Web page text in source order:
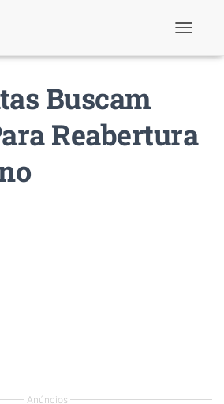
a
v
Buscam
Reabertura
Anúncios